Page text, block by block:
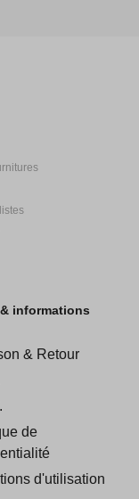
informations
& Retour
de
d'utilisation